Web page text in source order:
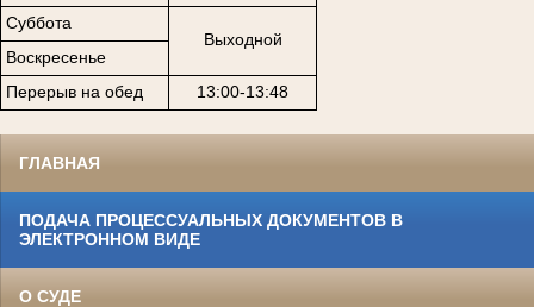
Суббота
Выходной
Воскресенье
Перерыв на обед
13:00-13:48
ГЛАВНАЯ
ПОДАЧА ПРОЦЕССУАЛЬНЫХ ДОКУМЕНТОВ В
ЭЛЕКТРОННОМ ВИДЕ
О СУДЕ